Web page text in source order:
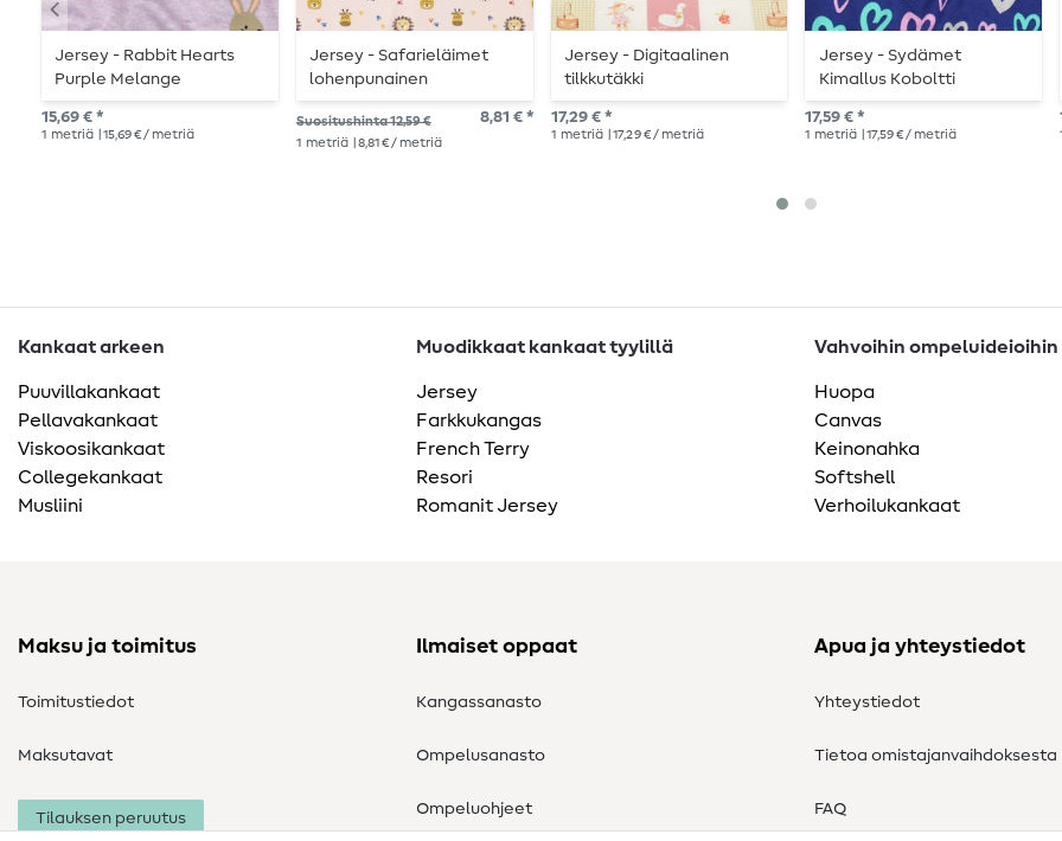
Jersey - Rabbit Hearts
Purple Melange
15,69 € *
1 metriä | 15,69 € / metriä
Jersey - Safarieläimet
lohenpunainen
Suositushinta 12,59 € 8,81 € *
1 metriä | 8,81 € / metriä
Jersey - Digitaalinen
tilkkutäkki
vaaleanpunainen
17,29 € *
1 metriä | 17,29 € / metriä
Jersey - Sydämet
Kimallus Koboltti
17,59 € *
1 metriä | 17,59 € / metriä
Kankaat arkeen
Puuvillakankaat
Pellavakankaat
Viskoosikankaat
Collegekankaat
Musliini
Muodikkaat kankaat tyylillä
Jersey
Farkkukangas
French Terry
Resori
Romanit Jersey
Vahvoihin ompeluideioihin
Huopa
Canvas
Keinonahka
Softshell
Verhoilukankaat
Maksu ja toimitus
Toimitustiedot
Maksutavat
Tilauksen peruutus
Ilmaiset oppaat
Kangassanasto
Ompelusanasto
Ompeluohjeet
Apua ja yhteystiedot
Yhteystiedot
Tietoa omistajanvaihdoksesta
FAQ